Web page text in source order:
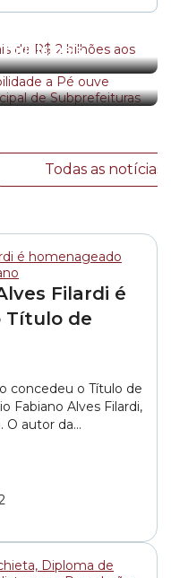
municipais
Mobilidade a Pé
Municipal
Todas as notícias
Filardi é
Título de
concedeu o Título de
Fabiano Alves Filardi,
O autor da
do Legislativo
Para João
que vieram